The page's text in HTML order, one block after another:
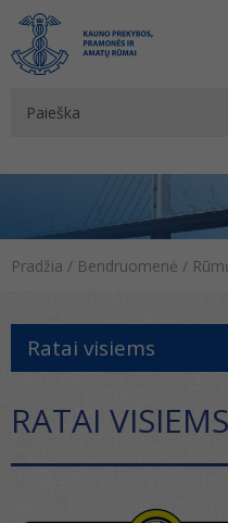
Pradžia / Bendruomenė /
Ratai visiems
RATAI VISIEMS